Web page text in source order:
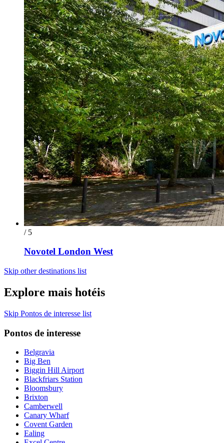
/ 5
Novotel London West
Skip other destinations list
Explore mais hotéis
Skip Pontos de interesse list
Pontos de interesse
Belgravia
Big Ben
Biggin Hill Airport
Blackfriars Station
Bloomsbury
Brixton
Camberwell
Canary Wharf
Covent Garden
Ealing